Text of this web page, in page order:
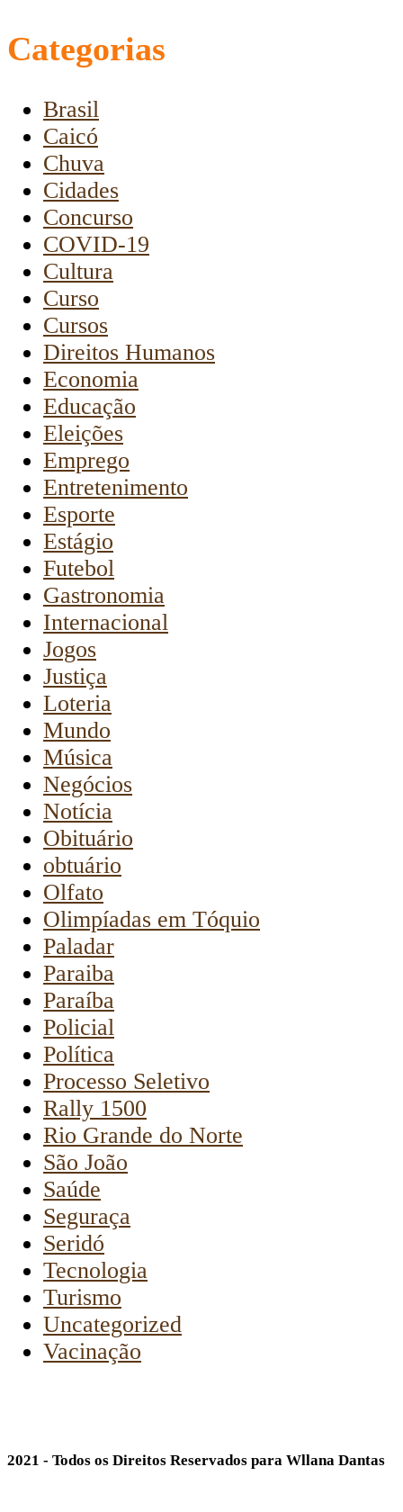
Categorias
Brasil
Caicó
Chuva
Cidades
Concurso
COVID-19
Cultura
Curso
Cursos
Direitos Humanos
Economia
Educação
Eleições
Emprego
Entretenimento
Esporte
Estágio
Futebol
Gastronomia
Internacional
Jogos
Justiça
Loteria
Mundo
Música
Negócios
Notícia
Obituário
obtuário
Olfato
Olimpíadas em Tóquio
Paladar
Paraiba
Paraíba
Policial
Política
Processo Seletivo
Rally 1500
Rio Grande do Norte
São João
Saúde
Seguraça
Seridó
Tecnologia
Turismo
Uncategorized
Vacinação
2021 - Todos os Direitos Reservados para Wllana Dantas